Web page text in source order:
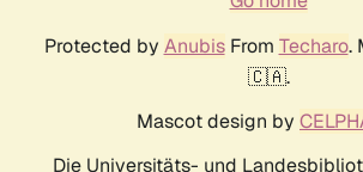
Protected by AnubisFrom Techaro.
🇨🇦.
Mascot design by
Die Universitäts- und